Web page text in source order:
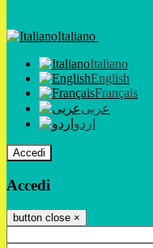
Italiano
Italiano
English
Français
عربى
اردو
Accedi
Accedi
button close ×